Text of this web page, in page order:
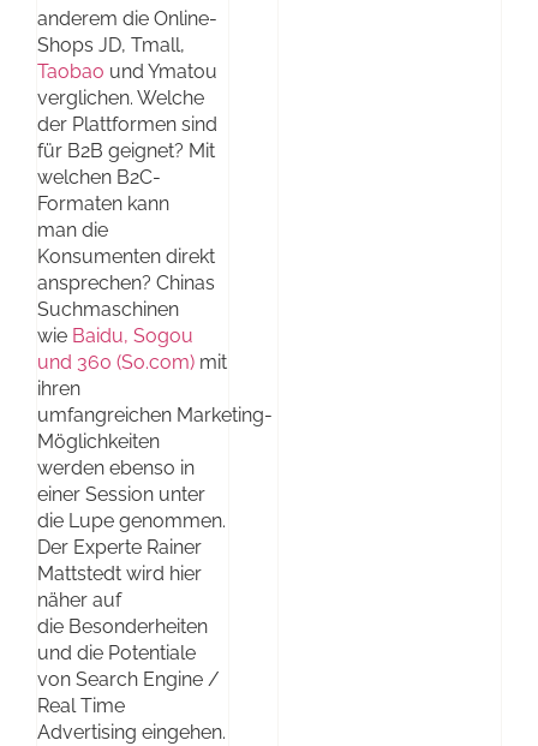
anderem die Online-
Shops JD, Tmall,
Taobao und Ymatou
verglichen. Welche
der Plattformen sind
für B2B geignet? Mit
welchen B2C-
Formaten kann
man die
Konsumenten direkt
ansprechen? Chinas
Suchmaschinen
wie Baidu, Sogou
und 360 (So.com) mit
ihren
umfangreichen Marketing-
Möglichkeiten
werden ebenso in
einer Session unter
die Lupe genommen.
Der Experte Rainer
Mattstedt wird hier
näher auf
die Besonderheiten
und die Potentiale
von Search Engine /
Real Time
Advertising eingehen.